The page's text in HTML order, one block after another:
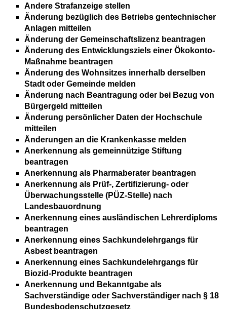
Andere Strafanzeige stellen
Änderung bezüglich des Betriebs gentechnischer
Anlagen mitteilen
Änderung der Gemeinschaftslizenz beantragen
Änderung des Entwicklungsziels einer Ökokonto-
Maßnahme beantragen
Änderung des Wohnsitzes innerhalb derselben
Stadt oder Gemeinde melden
Änderung nach Beantragung oder bei Bezug von
Bürgergeld mitteilen
Änderung persönlicher Daten der Hochschule
mitteilen
Änderungen an die Krankenkasse melden
Anerkennung als gemeinnützige Stiftung
beantragen
Anerkennung als Pharmaberater beantragen
Anerkennung als Prüf-, Zertifizierung- oder
Überwachungsstelle (PÜZ-Stelle) nach
Landesbauordnung
Anerkennung eines ausländischen Lehrerdiploms
beantragen
Anerkennung eines Sachkundelehrgangs für
Asbest beantragen
Anerkennung eines Sachkundelehrgangs für
Biozid-Produkte beantragen
Anerkennung und Bekanntgabe als
Sachverständige oder Sachverständiger nach § 18
Bundesbodenschutzgesetz